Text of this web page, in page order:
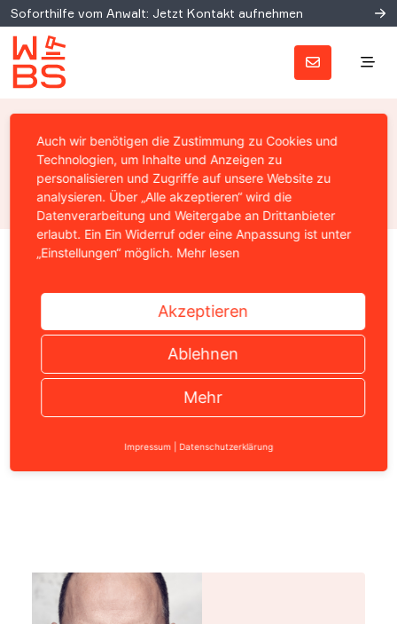
Soforthilfe vom Anwalt: Jetzt Kontakt aufnehmen
MMR 2016, 359
Prof. Christian Solmecke
14. März 2016
Facebook: Schleswig-Holstein setzt Like-Button auf
Auch wir benötigen die Zustimmung zu Cookies und
Technologien, um Inhalte und Anzeigen zu
personalisieren und Zugriffe auf unsere Website zu
analysieren. Über „Alle akzeptieren“ wird die
Datenverarbeitung und Weitergabe an Drittanbieter
erlaubt. Ein Ein Widerruf oder eine Anpassung ist unter
„Einstellungen“ möglich. Mehr lesen
Akzeptieren
Ablehnen
Mehr
Impressum Datenschutzerklärung